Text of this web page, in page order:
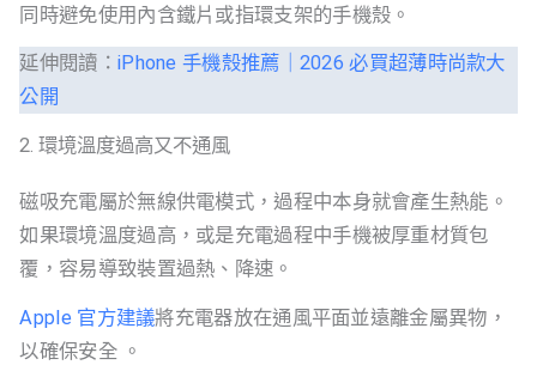
同時避免使用內含鐵片或指環支架的手機殼。
延伸閱讀： iPhone 手機殼推薦｜2026 必買超薄時尚款大
公開
2. 環境溫度過高又不通風
磁吸充電屬於無線供電模式，過程中本身就會產生熱能。
如果環境溫度過高，或是充電過程中手機被厚重材質包
覆，容易導致裝置過熱、降速。
Apple 官方建議將充電器放在通風平面並遠離金屬異物，
以確保安全 。